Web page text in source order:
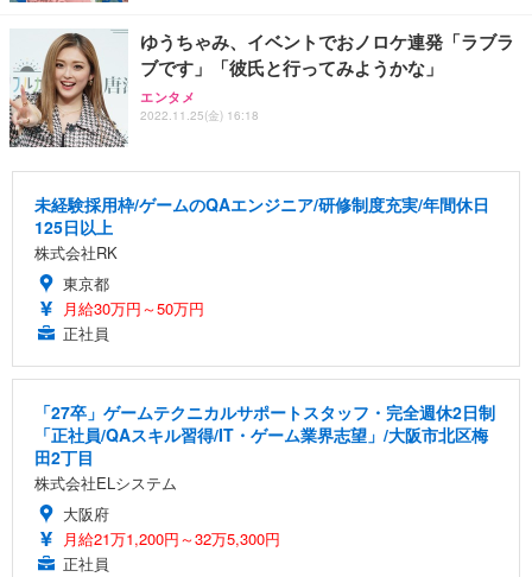
ゆうちゃみ、イベントでおノロケ連発「ラブラ
ブです」「彼氏と行ってみようかな」
エンタメ
2022.11.25(金) 16:18
未経験採用枠/ゲームのQAエンジニア/研修制度充実/年間休日
125日以上
株式会社RK
東京都
月給30万円～50万円
正社員
「27卒」ゲームテクニカルサポートスタッフ・完全週休2日制
「正社員/QAスキル習得/IT・ゲーム業界志望」/大阪市北区梅
田2丁目
株式会社ELシステム
大阪府
月給21万1,200円～32万5,300円
正社員